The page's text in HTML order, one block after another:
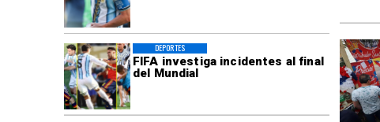
FIFA investiga incidentes al final
del Mundial
DEPORTES